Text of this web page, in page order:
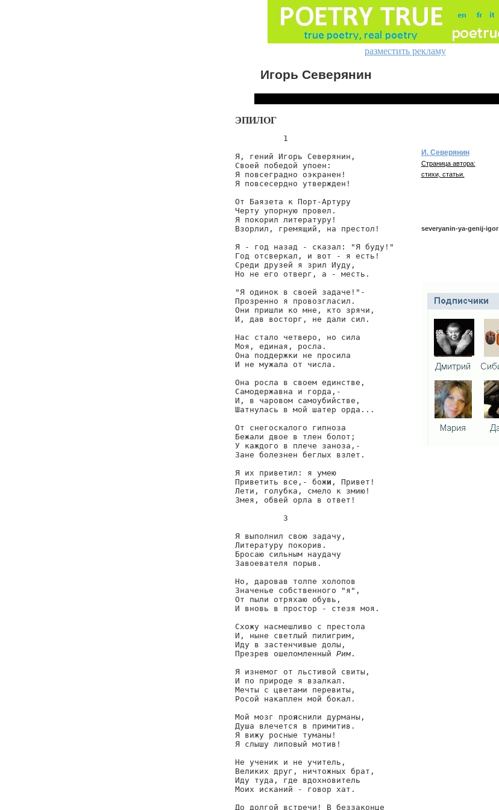
разместить рекламу
Игорь Северянин
ЭПИЛОГ
          1
Я, гений Игорь Северянин,
Своей победой упоен:
Я повсеградно оэкранен!
Я повсесердно утвержден!
От Баязета к Порт-Артуру
Черту упорную провел.
Я покорил литературу!
Взорлил, гремящий, на престол!
Я - год назад - сказал: "Я буду!"
Год отсверкал, и вот - я есть!
Среди друзей я зрил Иуду,
Но не его отверг, а - месть.
"Я одинок в своей задаче!"-
Прозренно я провозгласил.
Они пришли ко мне, кто зрячи,
И, дав восторг, не дали сил.
Нас стало четверо, но сила
Моя, единая, росла.
Она поддержки не просила
И не мужала от числа.
Она росла в своем единстве,
Самодержавна и горда,-
И, в чаровом самоубийстве,
Шатнулась в мой шатер орда...
От снегоскалого гипноза
Бежали двое в тлен болот;
У каждого в плече заноза,-
Зане болезнен беглых взлет.
Я их приветил: я умею
Приветить все,- божи , Привет!
Лети, голубка, смело к змию!
Змея, обвей орла в ответ!
          3
Я выполнил свою задачу,
Литературу покорив.
Бросаю сильным наудачу
Завоевателя порыв.
Но, даровав толпе холопов
Значенье собственного "я",
От пыли отряхаю обувь,
И вновь в простор - стезя моя.
Схожу насмешливо с престола
И, ныне светлый пилигрим,
Иду в застенчивые долы,
Презрев ошеломленный Рим.
Я изнемог от льстивой свиты,
И по природе я взалкал.
Мечты с цветами перевиты,
Росой накаплен мой бокал.
Мой мозг прояснили дурманы,
Душа влечется в примитив.
Я вижу росные туманы!
Я слышу липовый мотив!
Не ученик и не учитель,
Великих друг, ничтожных брат,
Иду туда, где вдохновитель
Моих исканий - говор хат.
До долгой встречи! В беззаконце
И. Северянин
Страница автора:
стихи, статьи.
severyanin-ya-genij-igor